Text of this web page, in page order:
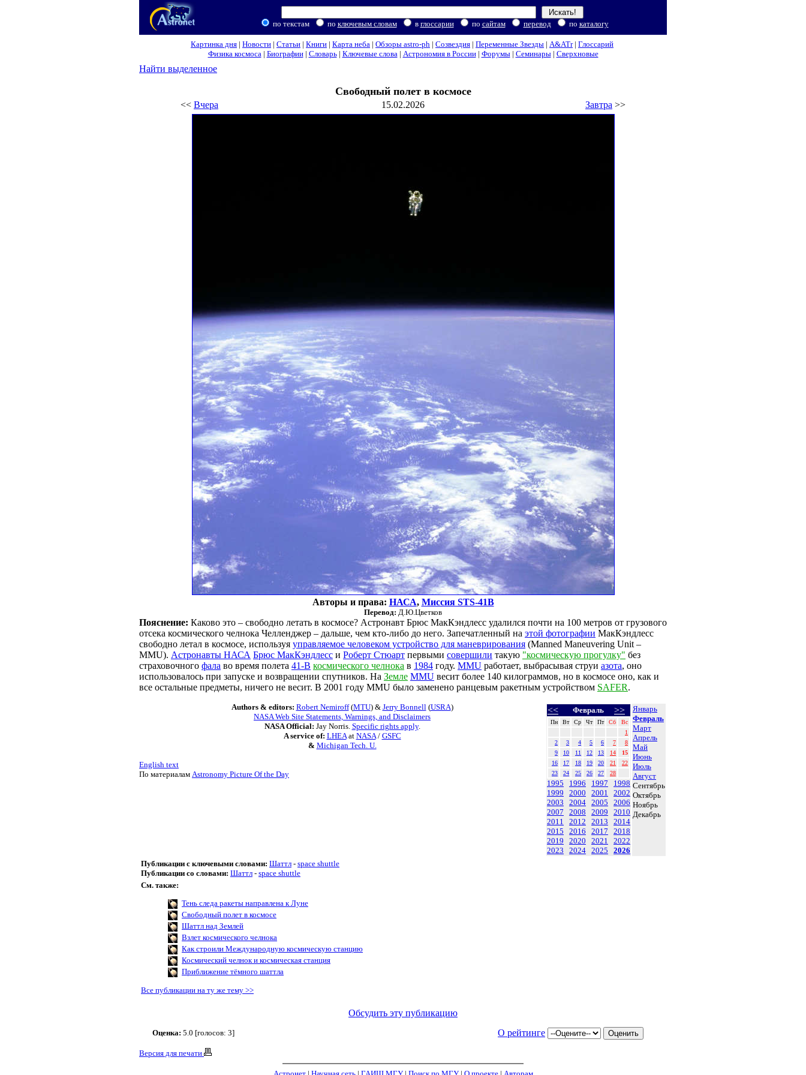
по текстам по ключевым словам в глоссарии по сайтам перевод по каталогу
Картинка дня | Новости | Статьи | Книги | Карта неба | Обзоры astro-ph | Созвездия | Переменные Звезды | A&ATr| Глоссарий
Физика космоса| Биографии| Словарь| Ключевые слова| Астрономия в России| Форумы| Семинары| Сверхновые
Найти выделенное
Свободный полет в космосе
<< Вчера 15.02.2026 Завтра >>
Авторы и права: НАСА, Миссия STS-41B
Перевод: Д.Ю.Цветков
Пояснение: Каково это – свободно летать в космосе? Астронавт Брюс МакКэндлесс удалился почти на 100 метров от грузового
отсека космического челнока Челленджер – дальше, чем кто-либо до него. Запечатленный на этой фотографии МакКэндлесс
свободно летал в космосе, используя управляемое человеком устройство для маневрирования (Manned Maneuvering Unit –
MMU). Астронавты НАСА Брюс МакКэндлесс и Роберт Стюарт первыми совершили такую "космическую прогулку" без
страховочного фала во время полета 41-B космического челнока в 1984 году. MMU работает, выбрасывая струи азота, оно
использовалось при запуске и возвращении спутников. На Земле MMU весит более 140 килограммов, но в космосе оно, как и
все остальные предметы, ничего не весит. В 2001 году MMU было заменено ранцевым ракетным устройством SAFER.
<< Февраль >>
Пн Вт Ср Чт Пт Сб
Вс
1
2
3 4 5 6 7
8
9
10 11 12 13 14
15
16
17 18 19 20 21
22
23
24 25 26 27 28
1995 1996 1997
1998
1999
2000 2001
2002
2003
2004 2005
2006
2007
2008 2009
2010
2011
2012 2013
2014
2015
2016 2017
2018
2019
2020 2021
2022
2023
2024 2025 2026
Январь
Февраль
Март
Апрель
Май
Июнь
Июль
Август
Сентябрь
Октябрь
Ноябрь
Декабрь
Authors & editors: Robert Nemiroff(MTU) & Jerry Bonnell(USRA)
NASA Web Site Statements, Warnings, and Disclaimers
NASA Official: Jay Norris. Specific rights apply.
A service of: LHEAat NASA/ GSFC
& Michigan Tech. U.
English text
По материалам Astronomy Picture Of the Day
Публикации с ключевыми словами: Шаттл - space shuttle
Публикации со словами: Шаттл - space shuttle
См. также:
Тень следа ракеты направлена к Луне
Свободный полет в космосе
Шаттл над Землей
Взлет космического челнока
Как строили Международную космическую станцию
Космический челнок и космическая станция
Приближение тёмного шаттла
Все публикации на ту же тему >>
Обсудить эту публикацию
Оценка: 5.0 [голосов: 3] О рейтинге
Версия для печати